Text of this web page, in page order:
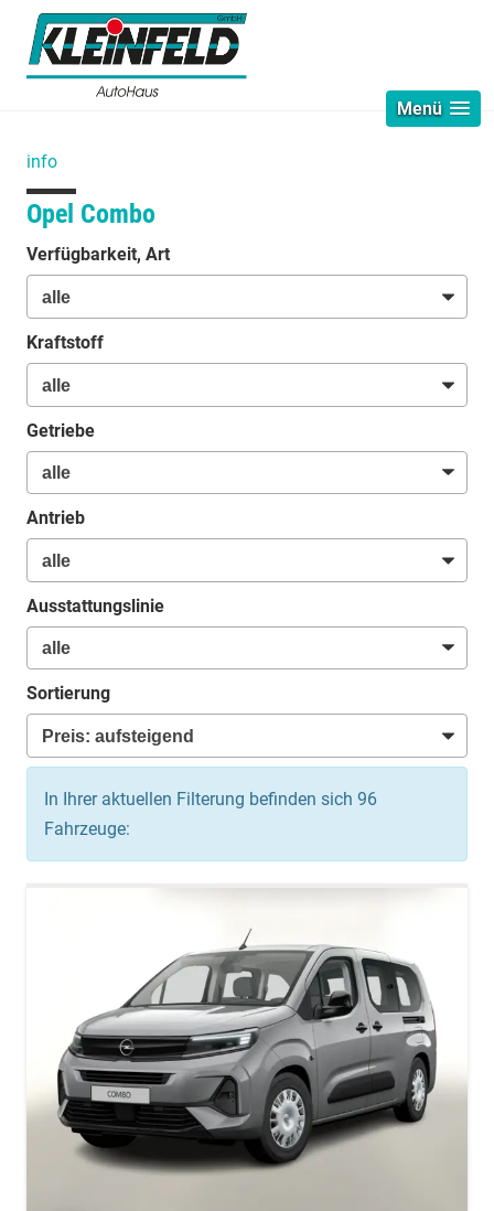
Menü
info
Opel Combo
Verfügbarkeit, Art
Kraftstoff
Getriebe
Antrieb
Ausstattungslinie
Sortierung
In Ihrer aktuellen Filterung befinden sich 96
Fahrzeuge: